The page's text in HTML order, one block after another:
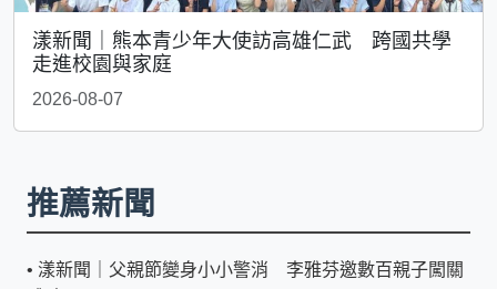
漾新聞｜熊本青少年大使訪高雄仁武 跨國共學
走進校園與家庭
2026-08-07
推薦新聞
• 漾新聞｜父親節變身小小警消 李雅芬邀數百親子闖關